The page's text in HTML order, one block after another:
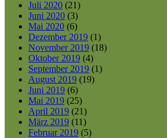
Juli 2020 (21)
Juni 2020 (3)
Mai 2020 (6)
Dezember 2019 (1)
November 2019 (18)
Oktober 2019 (4)
September 2019 (1)
August 2019 (19)
Juni 2019 (6)
Mai 2019 (25)
April 2019 (21)
März 2019 (11)
Februar 2019 (5)